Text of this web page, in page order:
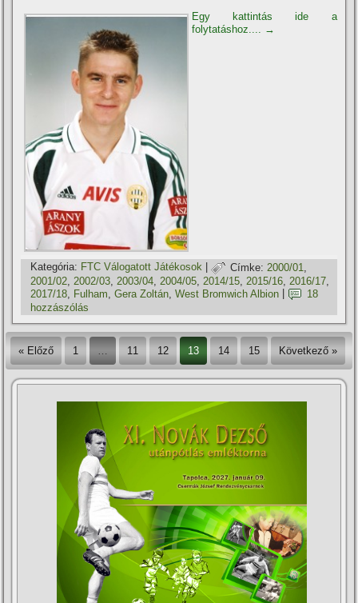
Egy kattintás ide a
folytatáshoz.... →
Kategória: FTC Válogatott Játékosok | Címke: 2000/01
2001/02,2002/03,2003/04,2004/05,2014/15,2015/16,2016/17,
2017/18 Fulham ,Gera Zoltán ,West Bromwich Albion
18
hozzászólás
« Előző 1 … 11 12 13 14 15 Következő »